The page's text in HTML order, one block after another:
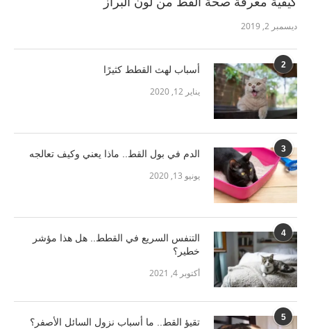
ديسمبر 2, 2019
2 أسباب لهث القطط كثيرًا
يناير 12, 2020
3 الدم في بول القط.. ماذا يعني وكيف تعالجه
يونيو 13, 2020
4
التنفس السريع في القطط.. هل هذا مؤشر
خطير؟
أكتوبر 4, 2021
5 تقيؤ القط.. ما أسباب نزول السائل الأصفر؟